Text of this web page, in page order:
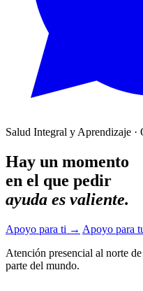
Salud Integral y Aprendizaje ·
Hay un momento
en el que pedir
ayuda es valiente.
Apoyo para ti → Apoyo para
Atención presencial al norte
parte del mundo.